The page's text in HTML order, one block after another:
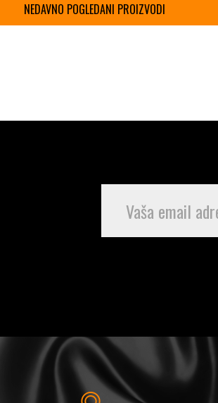
NEDAVNO POGLEDANI PROIZVODI